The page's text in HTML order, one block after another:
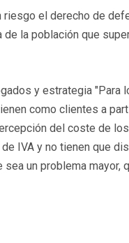
el derecho de
de la población que
y estrategia "Para
como clientes a
del coste de
IVA y no tienen que
un problema mayor,